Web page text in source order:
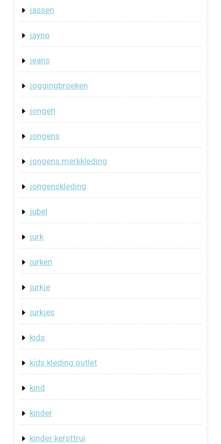
jassen
jayno
jeans
joggingbroeken
jongen
jongens
jongens merkkleding
jongenskleding
jubel
jurk
jurken
jurkje
jurkjes
kids
kids kleding outlet
kind
kinder
kinder kersttrui